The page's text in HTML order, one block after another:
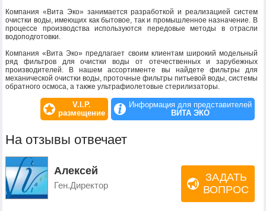
Компания «Вита Эко» занимается разработкой и реализацией систем
очиcтки воды, имеющих как бытовое, так и промышленное назначение. В
процессе производства используются передовые методы в отрасли
водоподготовки.
Компания «Вита Эко» предлагает своим клиентам широкий модельный
ряд фильтров для очистки воды от отечественных и зарубежных
производителей. В нашем ассортименте вы найдете фильтры для
механической очистки воды, проточные фильтры питьевой воды, системы
обратного осмоса, а также ультрафиолетовые стерилизаторы.
V.I.P.
размещение
Информация для представителей
ВИТА ЭКО
На отзывы отвечает
Алексей
Ген.Директор
ЗАДАТЬ
ВОПРОС